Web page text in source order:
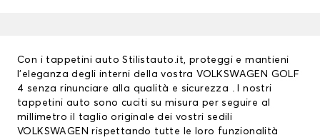
Con i tappetini auto Stilistauto.it, proteggi e mantieni
l’eleganza degli interni della vostra VOLKSWAGEN GOLF
4 senza rinunciare alla qualità e sicurezza . I nostri
tappetini auto sono cuciti su misura per seguire al
millimetro il taglio originale dei vostri sedili
VOLKSWAGEN rispettando tutte le loro funzionalità